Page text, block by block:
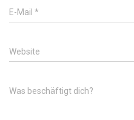
E-Mail *
Website
Was beschäftigt dich?